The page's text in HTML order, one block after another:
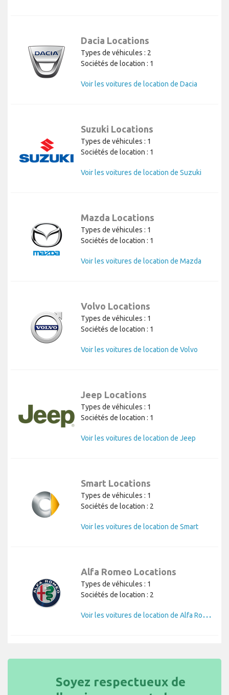
Dacia Locations
Types de véhicules : 2
Sociétés de location : 1
Voir les voitures de location de Dacia
Suzuki Locations
Types de véhicules : 1
Sociétés de location : 1
Voir les voitures de location de Suzuki
Mazda Locations
Types de véhicules : 1
Sociétés de location : 1
Voir les voitures de location de Mazda
Volvo Locations
Types de véhicules : 1
Sociétés de location : 1
Voir les voitures de location de Volvo
Jeep Locations
Types de véhicules : 1
Sociétés de location : 1
Voir les voitures de location de Jeep
Smart Locations
Types de véhicules : 1
Sociétés de location : 2
Voir les voitures de location de Smart
Alfa Romeo Locations
Types de véhicules : 1
Sociétés de location : 2
V
oir les voitures de location de Alfa Romeo
Soyez respectueux de